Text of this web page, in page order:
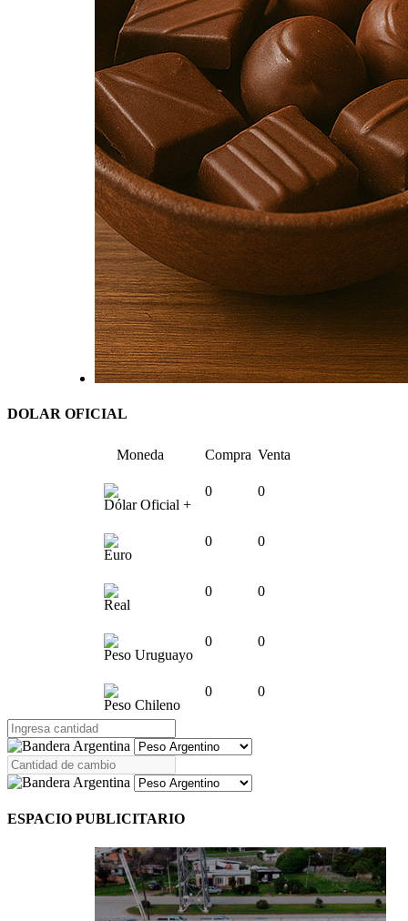
DOLAR OFICIAL
Moneda Compra Venta
Dólar Oficial +
0 0
Euro
0 0
Real
0 0
Peso Uruguayo
0 0
Peso Chileno
0 0
ESPACIO PUBLICITARIO